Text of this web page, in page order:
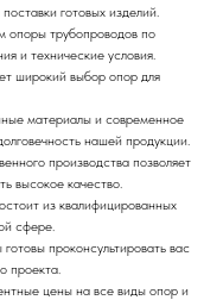
готовых изделий.
опоры трубопроводов по
и технические условия.
широкий выбор опор для
материалы и современное
нашей продукции.
производства позволяет
высокое качество.
из квалифицированных
сфере.
проконсультировать вас
проекта.
цены на все виды опор и